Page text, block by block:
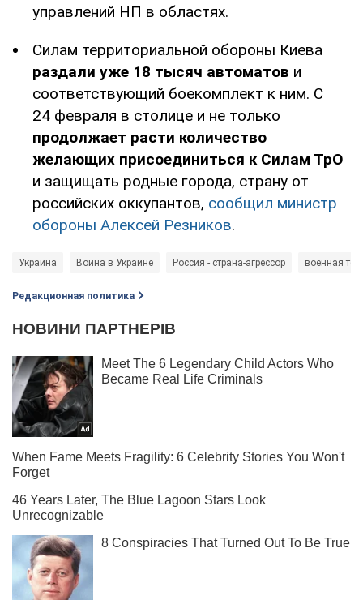
управлений НП в областях.
Силам территориальной обороны Киева
раздали уже 18 тысяч автоматов и
соответствующий боекомплект к ним. С
24 февраля в столице и не только
продолжает расти количество
желающих присоединиться к Силам ТрО
и защищать родные города, страну от
российских оккупантов, сообщил министр
обороны Алексей Резников.
Украина Война в Украине Россия - страна-агрессор военная
Редакционная политика